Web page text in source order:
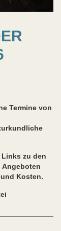
Termine von
zu den
Angeboten
Kosten.